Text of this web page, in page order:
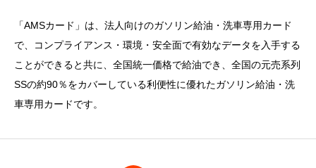
「AMSカード」は、法人向けのガソリン給油・洗車専用カード
で、コンプライアンス・環境・安全面で有効なデータを入手する
ことができると共に、全国統一価格で給油でき、全国の元売系列
SSの約90％をカバーしている利便性に優れたガソリン給油・洗
車専用カードです。